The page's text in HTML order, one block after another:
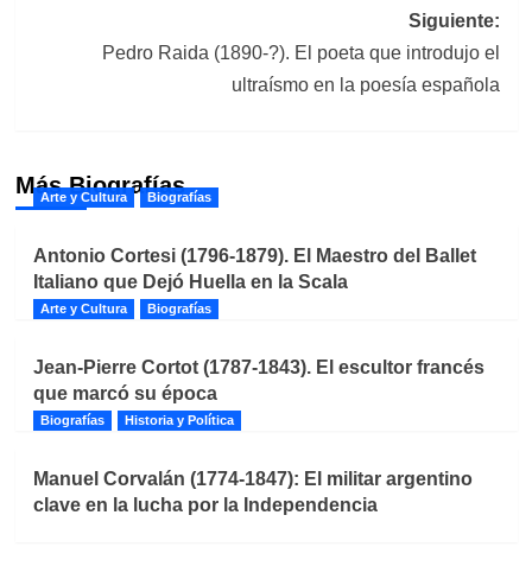
Siguiente:
Pedro Raida (1890-?). El poeta que introdujo el
ultraísmo en la poesía española
Más Biografías
Arte y Cultura Biografías
Antonio Cortesi (1796-1879). El Maestro del Ballet
Italiano que Dejó Huella en la Scala
Arte y Cultura Biografías
Jean-Pierre Cortot (1787-1843). El escultor francés
que marcó su época
Biografías Historia y Política
Manuel Corvalán (1774-1847): El militar argentino
clave en la lucha por la Independencia